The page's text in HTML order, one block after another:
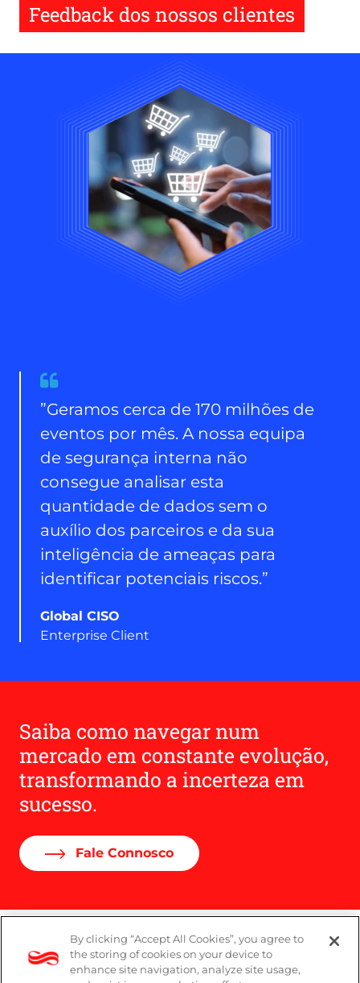
Feedback dos nossos clientes
Quote
from
Global
CISO
”Geramos cerca de 170 milhões de
eventos por mês. A nossa equipa
de segurança interna não
consegue analisar esta
quantidade de dados sem o
auxílio dos parceiros e da sua
inteligência de ameaças para
identificar potenciais riscos.”
Global CISO
Enterprise Client
Saiba como navegar num
mercado em constante evolução,
transformando a incerteza em
sucesso.
Fale Connosco
Denúncias
By clicking “Accept All Cookies”, you agree to
the storing of cookies on your device to
enhance site navigation, analyze site usage,